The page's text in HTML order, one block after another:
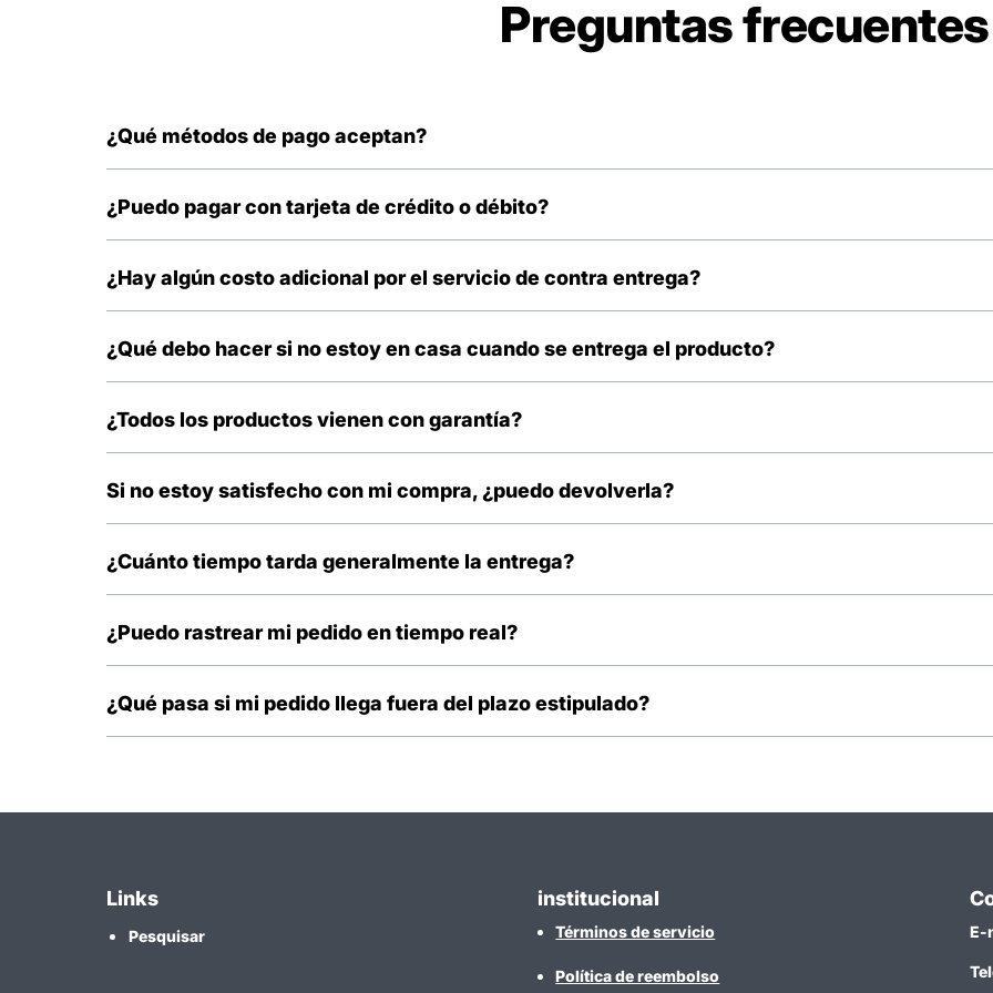
Preguntas frecuentes
¿Qué métodos de pago aceptan?
¿Puedo pagar con tarjeta de crédito o débito?
¿Hay algún costo adicional por el servicio de contra entrega?
¿Qué debo hacer si no estoy en casa cuando se entrega el producto?
se realizará otro intento.
¿Todos los productos vienen con garantía?
Si no estoy satisfecho con mi compra, ¿puedo devolverla?
¿Cuánto tiempo tarda generalmente la entrega?
¿Puedo rastrear mi pedido en tiempo real?
¿Qué pasa si mi pedido llega fuera del plazo estipulado?
Links
Pesquisar
institucional
Términos de servicio
Política de reembolso
E-